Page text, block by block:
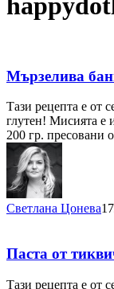
Мързелива
Тази рецепта е от
глутен! Мисията е
200 гр. пресовани
Светлана Цонева
Паста от
Тази рецепта е от